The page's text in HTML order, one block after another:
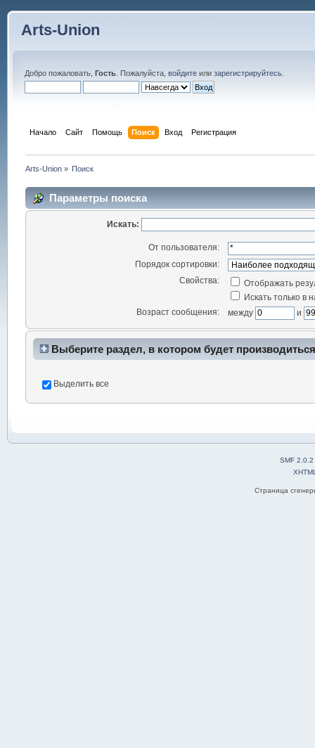
Arts-Union
Добро пожаловать, Гость. Пожалуйста, войдитеили зарегистрируйтесь.
Начало Сайт Помощь Поиск Вход Регистрация
Arts-Union » Поиск
Параметры поиска
Искать:
От пользователя:
Порядок сортировки:
Свойства:
Отображать
Искать только в
Возраст сообщения:
между и
Выберите раздел, в котором будет
Выделить все
SMF 2.0.2
Страница